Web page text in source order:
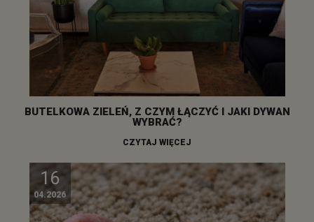
BUTELKOWA ZIELEŃ, Z CZYM ŁĄCZYĆ I JAKI DYWAN
WYBRAĆ?
CZYTAJ WIĘCEJ
16
04.2026